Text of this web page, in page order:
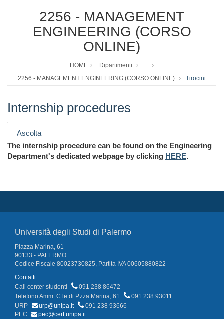
2256 - MANAGEMENT
ENGINEERING (CORSO
ONLINE)
HOME Dipartimenti
...
2256 - MANAGEMENT ENGINEERING (CORSO ONLINE)
Tirocini
Internship procedures
Ascolta
The internship procedure can be found on the Engineering
Department's dedicated webpage by clicking HERE.
Università degli Studi di Palermo
Piazza Marina, 61
90133 - PALERMO
Codice Fiscale 80023730825, Partita IVA 00605880822
Contatti
Call center studenti
091 238 86472
Telefono Amm. C.le di P.zza Marina, 61
091 238 93011
URP
urp@unipa.it
091 238 93666
PEC
pec@cert.unipa.it